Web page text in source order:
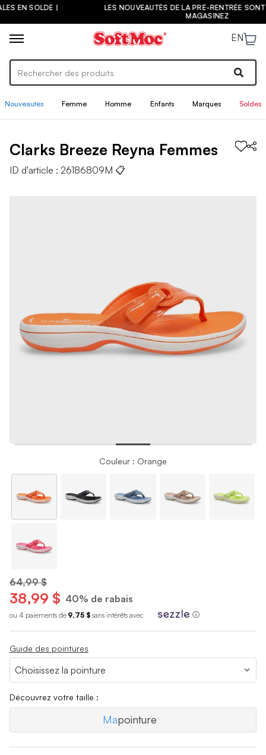
LES NOUVEAUTÉS DE LA PRÉ-RENTRÉE SONT ARRIVÉES ! |
EN
Nouveautés Femme Homme Enfants Marques Soldes
Clarks Breeze Reyna Femmes
ID d'article : 26186809M 📋
Couleur : Orange
64,99 $
38,99 $ 40% de rabais
ou 4 paiements de 9,75 $ sans intérêts avec ⓘ
Guide des pointures
Découvrez votre taille :
Mapointure